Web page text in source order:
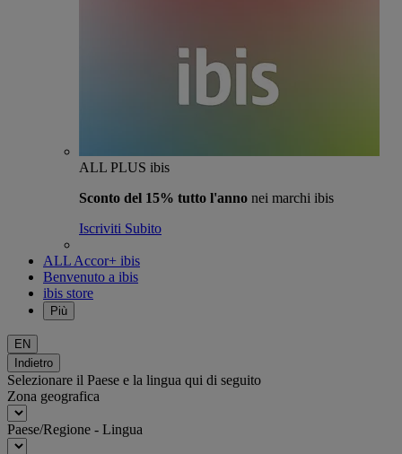
ALL PLUS ibis
Sconto del 15% tutto l'anno nei marchi ibis
Iscriviti Subito
ALL Accor+ ibis
Benvenuto a ibis
ibis store
Più
EN
Indietro
Selezionare il Paese e la lingua qui di seguito
Zona geografica
Paese/Regione - Lingua